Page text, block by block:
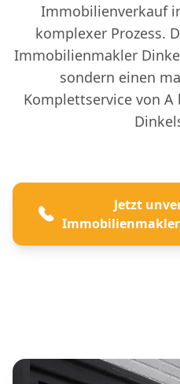
Immobilienverkauf
komplexer Prozess.
Immobilienmakler
sondern einen
Komplettservice von
Jetzt